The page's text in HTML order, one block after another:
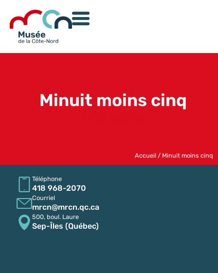
Minuit moins cinq
Accueil / Minuit moins cinq
Téléphone
418 968-2070
Courriel
mrcn@mrcn.qc.ca
500, boul. Laure
Sep-Îles (Québec)